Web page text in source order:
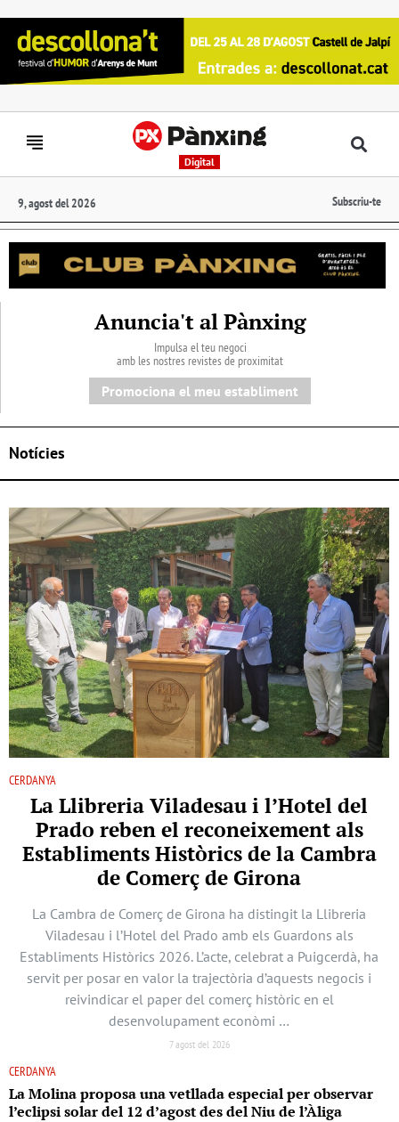
Digital
9, agost del 2026 Subscriu-te
Anuncia't al Pànxing
Impulsa el teu negoci
amb les nostres revistes de proximitat
Promociona el meu establiment
Notícies
CERDANYA
La Llibreria Viladesau i l’Hotel del
Prado reben el reconeixement als
Establiments Històrics de la Cambra
de Comerç de Girona
La Cambra de Comerç de Girona ha distingit la Llibreria
Viladesau i l’Hotel del Prado amb els Guardons als
Establiments Històrics 2026. L’acte, celebrat a Puigcerdà, ha
servit per posar en valor la trajectòria d’aquests negocis i
reivindicar el paper del comerç històric en el
desenvolupament econòmi …
7 agost del 2026
CERDANYA
La Molina proposa una vetllada especial per observar
l’eclipsi solar del 12 d’agost des del Niu de l’Àliga